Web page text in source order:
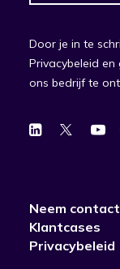
Door je in te
Privacybeleid
ons bedrijf te
Neem
Klantcases
Privacybeleid